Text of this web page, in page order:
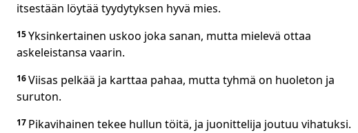
itsestään löytää tyydytyksen hyvä mies.
15Yksinkertainen uskoo joka sanan, mutta mielevä ottaa
askeleistansa vaarin.
16Viisas pelkää ja karttaa pahaa, mutta tyhmä on huoleton ja
suruton.
17 Pikavihainen tekee hullun töitä, ja juonittelija joutuu vihatuksi.